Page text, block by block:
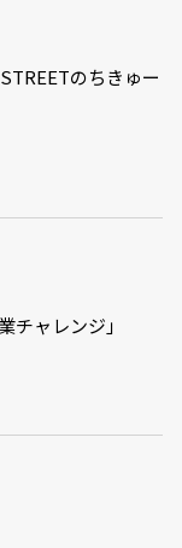
のちきゅー
チャレンジ」